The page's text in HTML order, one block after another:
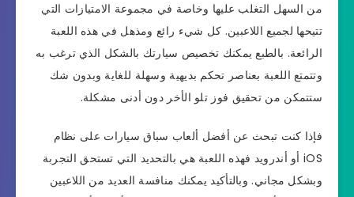
من السهل التغلب عليها وخاصة في مجموعة الامتيازات التي
تتيحها لجميع اللاعبين. كل شيء رائع ومذهل في هذه اللعبة
الرائعة. بالطبع يمكنك تخصيص سيارتك بالشكل الذي ترغب به
وتتمتع اللعبة بعناصر تحكم بديهية وسهلة للغاية وبدون شك
ستتمكن من تحقيق فوز تلو الأخر دون أدنى مشكلة.
فإذا كنت تبحث عن أفضل ألعاب سباق سيارات على نظام
iOS أو أندرويد فهذه اللعبة هي بالتحديد التي تستحق التجربة
وبشكل مجاني. وبالتأكيد يمكنك منافسة العديد من اللاعبين